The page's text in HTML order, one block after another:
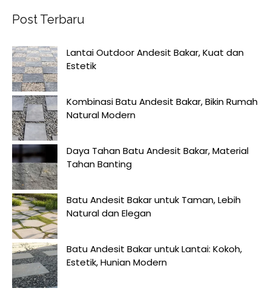
Post Terbaru
Lantai Outdoor Andesit Bakar, Kuat dan
Estetik
Kombinasi Batu Andesit Bakar, Bikin Rumah
Natural Modern
Daya Tahan Batu Andesit Bakar, Material
Tahan Banting
Batu Andesit Bakar untuk Taman, Lebih
Natural dan Elegan
Batu Andesit Bakar untuk Lantai: Kokoh,
Estetik, Hunian Modern